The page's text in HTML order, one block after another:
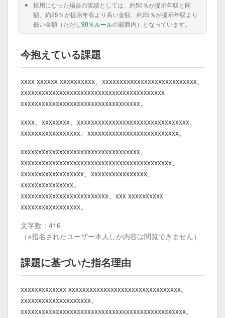
採用になった場合の実績としては、約50％が提示年収と同
額、約25％が提示年収より高い金額、約25％が提示年収より
低い金額（ただし90％ルールの範囲内）となっています。
今抱えている課題
xxxx xxxxxx xxxxxxxxxx、xxxxxxxxxxxxxxxxxxxxxxxxxxx、
xxxxxxxxxxxxxxxxxxxxxxxxxxxxxxxxxxxxxxxxx
xxxxxxxxxxxxxxxxxxxxxxxxxxxxxxxxxx。
xxxx、xxxxxxxx、xxxxxxxxxxxxxxxxxxxxxxxxxxxxxxxx、
xxxxxxxxxxxxxxxxx、xxxxxxxxxxxxxxxxxxxxxxxxxx。
xxxxxxxxxxxxxxxxxxxxxxxxxxxxxxxxxx、
xxxxxxxxxxxxxxxxxxxxxxxxxxxxxxxxxxxxxxxxxxx、
xxxxxxxxxxxxxxxxxx、xxxxxxxxxxxxxxxx、
xxxxxxxxxxxxxxx。
xxxxxxxxxxxxxxxxxxxxxxxxx、xxx xxxxxxxxxx
xxxxxxxxxxxxxxxxx。
文字数：416
（※指名されたユーザー本人しか内容は閲覧できません）
課題に基づいた指名理由
xxxxxxxxxxxxx xxxxxxxxxxxxxxxxxxxxxxxxxxxxxxxx。
xxxxxxxxxxxxxxxxxxxx、
xxxxxxxxxxxxxxxxxxxxxxxxxxxxxxxxxxxxxxxxxxxxxxx。